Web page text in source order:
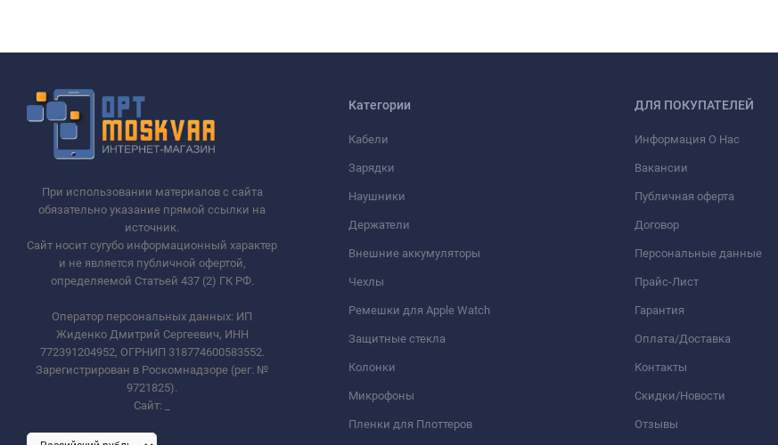
При использовании материалов с сайта
обязательно указание прямой ссылки на
источник.
Сайт носит сугубо информационный характер
и не является публичной офертой,
определяемой Статьей 437 (2) ГК РФ.
Оператор персональных данных: ИП
Жиденко Дмитрий Сергеевич, ИНН
772391204952, ОГРНИП 318774600583552.
Зарегистрирован в Роскомнадзоре (рег. №
9721825).
Сайт:
Категории
Кабели
Зарядки
Наушники
Держатели
Внешние аккумуляторы
Чехлы
Ремешки для Apple Watch
Защитные стекла
Колонки
Микрофоны
Пленки для Плоттеров
ДЛЯ ПОКУПАТЕЛЕЙ
Информация О Нас
Вакансии
Публичная оферта
Договор
Персональные данные
Прайс-Лист
Гарантия
Оплата/Доставка
Контакты
Скидки/Новости
Отзывы